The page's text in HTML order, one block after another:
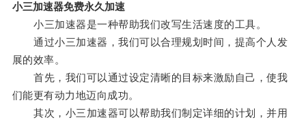
小三加速器免费永久加速
小三加速器是一种帮助我们改写生活速度的工具。
通过小三加速器，我们可以合理规划时间，提高个人发
展的效率。
首先，我们可以通过设定清晰的目标来激励自己，使我
们能更有动力地迈向成功。
其次，小三加速器可以帮助我们制定详细的计划，并用